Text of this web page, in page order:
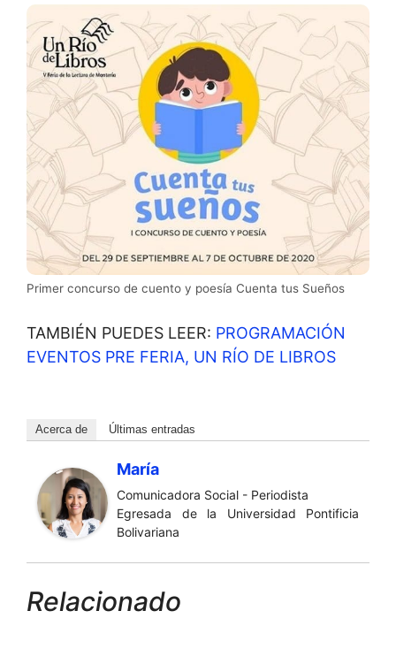
Primer concurso de cuento y poesía Cuenta tus Sueños
TAMBIÉN PUEDES LEER: PROGRAMACIÓN
EVENTOS PRE FERIA, UN RÍO DE LIBROS
Acerca de Últimas entradas
María
Comunicadora Social - Periodista
Egresada de la Universidad Pontificia
Bolivariana
Relacionado